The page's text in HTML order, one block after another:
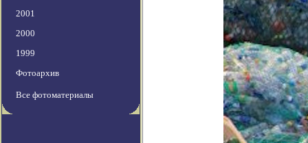
2001
2000
1999
Фотоархив
Все фотоматериалы